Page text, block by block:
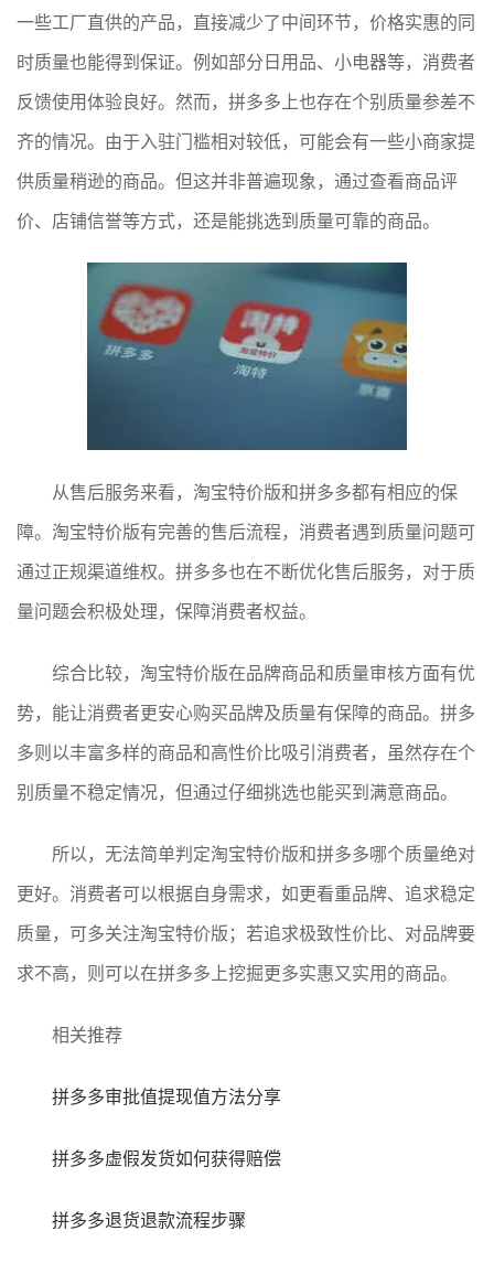
一些工厂直供的产品，直接减少了中间环节，价格实惠的同
时质量也能得到保证。例如部分日用品、小电器等，消费者
反馈使用体验良好。然而，拼多多上也存在个别质量参差不
齐的情况。由于入驻门槛相对较低，可能会有一些小商家提
供质量稍逊的商品。但这并非普遍现象，通过查看商品评
价、店铺信誉等方式，还是能挑选到质量可靠的商品。
从售后服务来看，淘宝特价版和拼多多都有相应的保
障。淘宝特价版有完善的售后流程，消费者遇到质量问题可
通过正规渠道维权。拼多多也在不断优化售后服务，对于质
量问题会积极处理，保障消费者权益。
综合比较，淘宝特价版在品牌商品和质量审核方面有优
势，能让消费者更安心购买品牌及质量有保障的商品。拼多
多则以丰富多样的商品和高性价比吸引消费者，虽然存在个
别质量不稳定情况，但通过仔细挑选也能买到满意商品。
所以，无法简单判定淘宝特价版和拼多多哪个质量绝对
更好。消费者可以根据自身需求，如更看重品牌、追求稳定
质量，可多关注淘宝特价版；若追求极致性价比、对品牌要
求不高，则可以在拼多多上挖掘更多实惠又实用的商品。
相关推荐
拼多多审批值提现值方法分享
拼多多虚假发货如何获得赔偿
拼多多退货退款流程步骤